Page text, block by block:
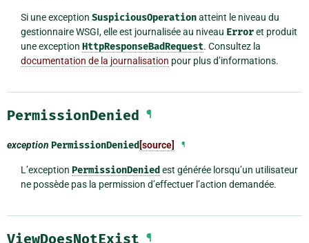
Si une exception SuspiciousOperationatteint le niveau du
gestionnaire WSGI, elle est journalisée au niveau Erroret produit
une exception HttpResponseBadRequest. Consultez la
documentation de la journalisation pour plus d’informations.
PermissionDenied ¶
exception PermissionDenied [source] ¶
L’exception PermissionDeniedest générée lorsqu’un utilisateur
ne possède pas la permission d’effectuer l’action demandée.
ViewDoesNotExist ¶